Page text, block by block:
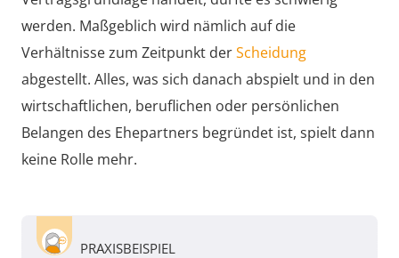
werden. Maßgeblich wird nämlich auf die
Verhältnisse zum Zeitpunkt derScheidung
abgestellt. Alles, was sich danach abspielt und in den
wirtschaftlichen, beruflichen oder persönlichen
Belangen des Ehepartners begründet ist, spielt dann
keine Rolle mehr.
PRAXISBEISPIEL